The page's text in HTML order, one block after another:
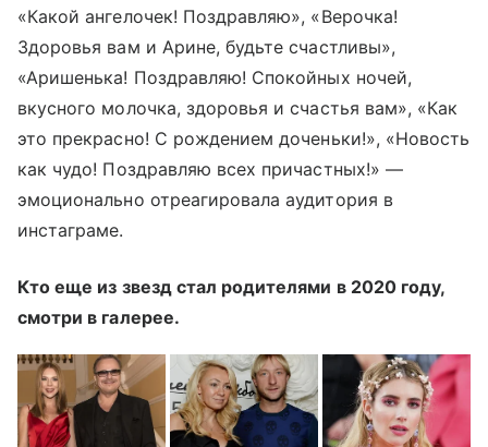
«Какой ангелочек! Поздравляю», «Верочка!
Здоровья вам и Арине, будьте счастливы»,
«Аришенька! Поздравляю! Спокойных ночей,
вкусного молочка, здоровья и счастья вам», «Как
это прекрасно! С рождением доченьки!», «Новость
как чудо! Поздравляю всех причастных!» —
эмоционально отреагировала аудитория в
инстаграме.
Кто еще из звезд стал родителями в 2020 году,
смотри в галерее.